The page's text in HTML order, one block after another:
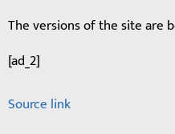
The versions of the site are
[ad_2]
Source link